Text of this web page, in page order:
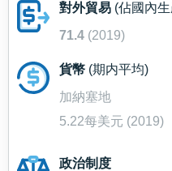
對外貿易 (佔國內
71.4 (2019)
貨幣 (期内平均)
加納塞地
5.22每美元 (2019)
政治制度